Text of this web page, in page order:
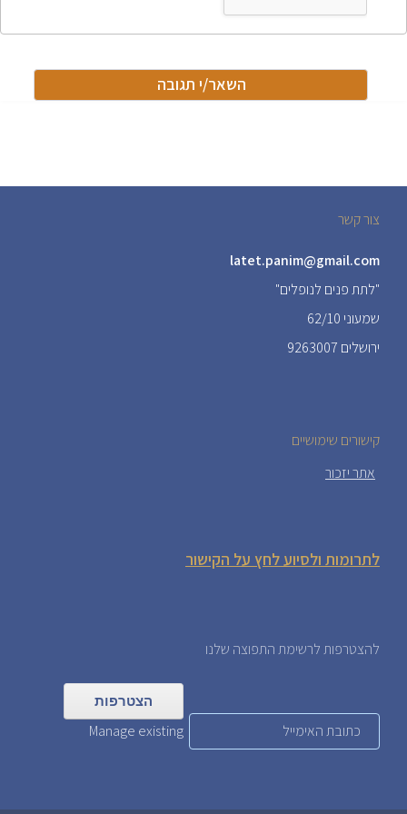
צור קשר
latet.panim@gmail.com
"לתת פנים לנופלים"
שמעוני 62/10
ירושלים 9263007
קישורים שימושיים
אתר יזכור
לתרומות ולסיוע לחץ על הקישור
להצטרפות לרשימת התפוצה שלנו
Manage existing